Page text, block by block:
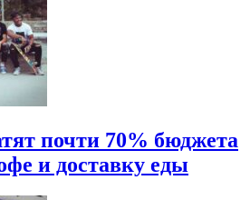
почти 70% бюджета
и доставку еды